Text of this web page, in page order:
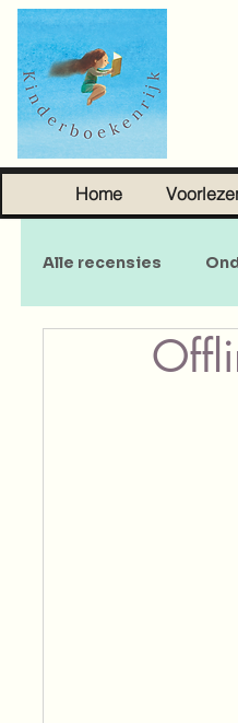
Home
Alle recensies
Sprookjes